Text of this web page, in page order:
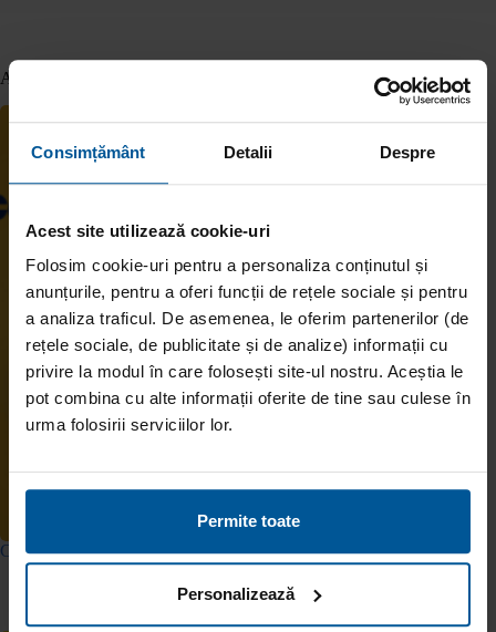
Consimțământ Detalii Despre
Acest site utilizează cookie-uri
Folosim cookie-uri pentru a personaliza conținutul și
anunțurile, pentru a oferi funcții de rețele sociale și pentru
a analiza traficul. De asemenea, le oferim partenerilor (de
rețele sociale, de publicitate și de analize) informații cu
privire la modul în care folosești site-ul nostru. Aceștia le
pot combina cu alte informații oferite de tine sau culese în
urma folosirii serviciilor lor.
Permite toate
Personalizează
Articole similare
CONCURS: Pregătește-te de vară cu premii de la Viva Credit